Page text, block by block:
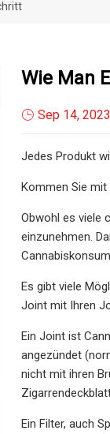
Wie Man
Sep 14, 2023
Jedes Produkt
Kommen Sie mit
Obwohl es viele
einzunehmen.
Es gibt viele
Joint mit Ihren
Ein Joint ist
angezündet
nicht mit ihren
Ein Filter, auch